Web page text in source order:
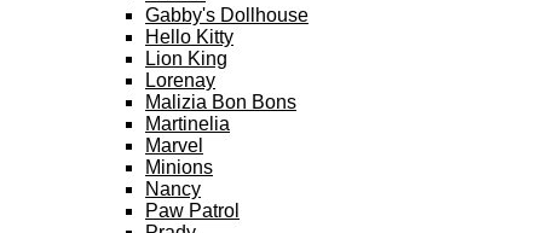
Gabby's Dollhouse
Hello Kitty
Lion King
Lorenay
Malizia Bon Bons
Martinelia
Marvel
Minions
Nancy
Paw Patrol